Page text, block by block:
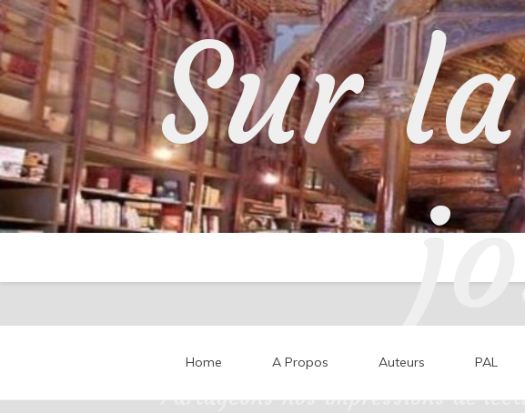
Skip
to
content
Sur
Partageons nos impressions de
Home A Propos Auteurs PAL